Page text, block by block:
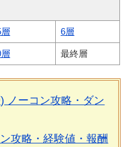
6層
最終層
ノーコン攻略・ダン
攻略・経験値・報酬